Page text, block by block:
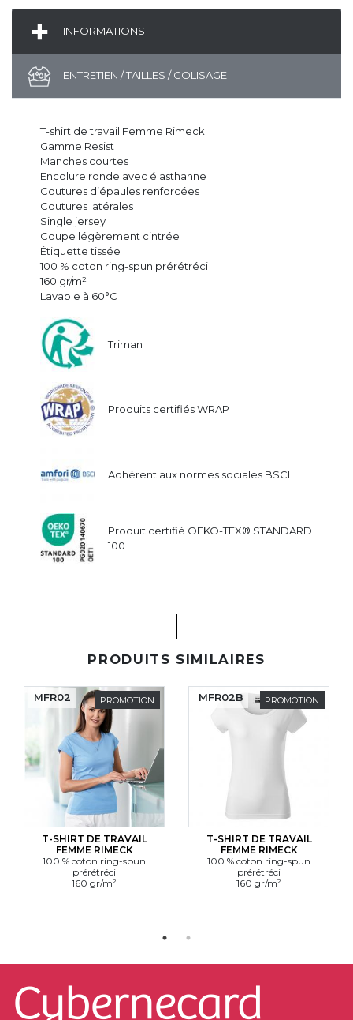
INFORMATIONS
ENTRETIEN / TAILLES / COLISAGE
T-shirt de travail Femme Rimeck
Gamme Resist
Manches courtes
Encolure ronde avec élasthanne
Coutures d’épaules renforcées
Coutures latérales
Single jersey
Coupe légèrement cintrée
Étiquette tissée
100 % coton ring-spun prérétréci
160 gr/m²
Lavable à 60°C
Triman
Produits certifiés WRAP
Adhérent aux normes sociales BSCI
Produit certifié OEKO-TEX® STANDARD
100
PRODUITS SIMILAIRES
PROMOTION
T-SHIRT DE TRAVAIL
FEMME RIMECK
100 % coton ring-spun
prérétréci
160 gr/m²
MFR02 PROMOTION
T-SHIRT DE TRAVAIL
FEMME RIMECK
100 % coton ring-spun
prérétréci
160 gr/m²
MFR02B